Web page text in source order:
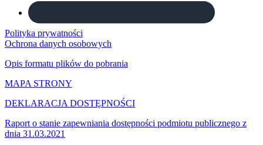
Polityka prywatności
Ochrona danych osobowych
Opis formatu plików do pobrania
MAPA STRONY
DEKLARACJA DOSTĘPNOŚCI
Raport o stanie zapewniania dostępności podmiotu publicznego z
dnia 31.03.2021